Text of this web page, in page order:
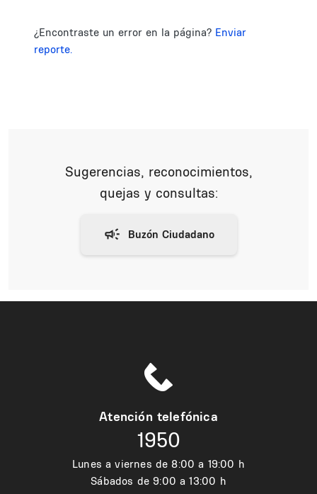
¿Encontraste un error en la página? Enviar
reporte.
Sugerencias, reconocimientos,
quejas y consultas:
Atención telefónica
1950
Lunes a viernes de 8:00 a 19:00 h
Sábados de 9:00 a 13:00 h